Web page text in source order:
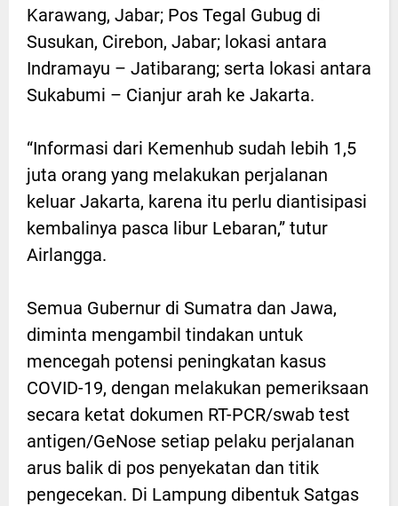
Karawang, Jabar; Pos Tegal Gubug di
Susukan, Cirebon, Jabar; lokasi antara
Indramayu – Jatibarang; serta lokasi antara
Sukabumi – Cianjur arah ke Jakarta.
“Informasi dari Kemenhub sudah lebih 1,5
juta orang yang melakukan perjalanan
keluar Jakarta, karena itu perlu diantisipasi
kembalinya pasca libur Lebaran,” tutur
Airlangga.
Semua Gubernur di Sumatra dan Jawa,
diminta mengambil tindakan untuk
mencegah potensi peningkatan kasus
COVID-19, dengan melakukan pemeriksaan
secara ketat dokumen RT-PCR/swab test
antigen/GeNose setiap pelaku perjalanan
arus balik di pos penyekatan dan titik
pengecekan. Di Lampung dibentuk Satgas